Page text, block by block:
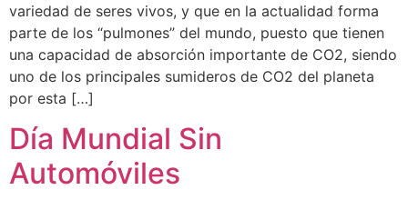
variedad de seres vivos, y que en la actualidad forma
parte de los “pulmones” del mundo, puesto que tienen
una capacidad de absorción importante de CO2, siendo
uno de los principales sumideros de CO2 del planeta
por esta […]
Día Mundial Sin
Automóviles